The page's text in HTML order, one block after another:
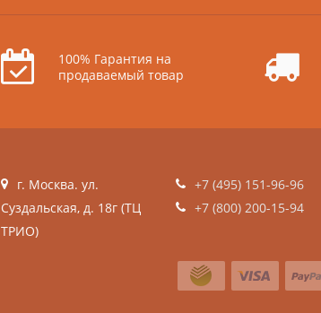
100% Гарантия на
продаваемый товар
г. Москва. ул.
Суздальская, д. 18г (ТЦ
ТРИО)
+7 (495) 151-96-96
+7 (800) 200-15-94